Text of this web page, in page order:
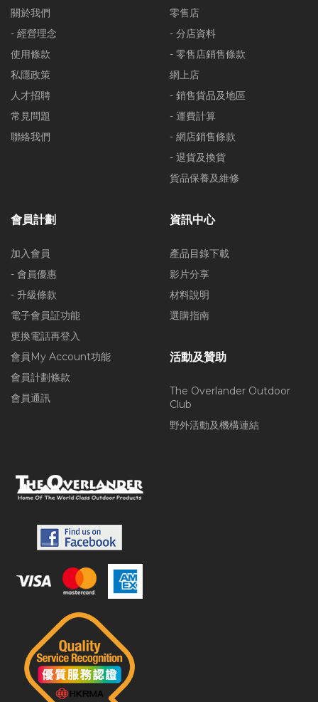
關於我們
- 經營理念
使用條款
私隱政策
人才招聘
常見問題
聯絡我們
零售店
- 分店資料
- 零售店銷售條款
網上店
- 銷售貨品及地區
- 運費計算
- 網店銷售條款
- 退貨及換貨
貨品保養及維修
會員計劃
加入會員
- 會員優惠
- 升級條款
電子會員証功能
更換電話再登入
會員My Account功能
會員計劃條款
會員通訊
資訊中心
產品目錄下載
影片分享
材料說明
選購指南
活動及贊助
The Overlander Outdoor
Club
野外活動及機構連結